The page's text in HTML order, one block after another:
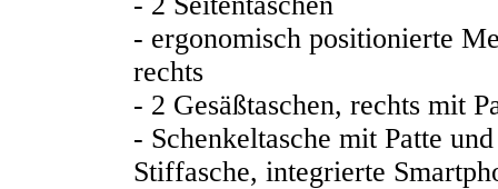
- ergonomisch positionierte
rechts
- 2 Gesäßtaschen, rechts mit
- Schenkeltasche mit Patte
Stiffasche, integrierte